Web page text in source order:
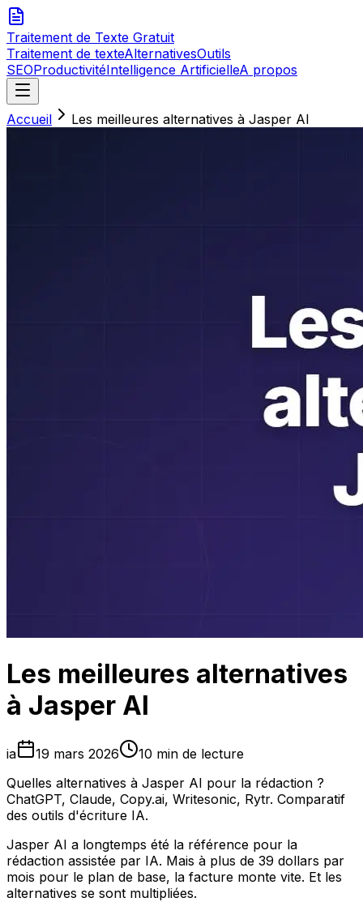
Traitement de Texte Gratuit
Traitement de texteAlternativesOutils
SEOProductivitéIntelligence ArtificielleA propos
Accueil Les meilleures alternatives à Jasper AI
Les meilleures alternatives
à Jasper AI
ia 19 mars 2026
10 min de lecture
Quelles alternatives à Jasper AI pour la rédaction ?
ChatGPT, Claude, Copy.ai, Writesonic, Rytr. Comparatif
des outils d'écriture IA.
Jasper AI a longtemps été la référence pour la
rédaction assistée par IA. Mais à plus de 39 dollars par
mois pour le plan de base, la facture monte vite. Et les
alternatives se sont multipliées.